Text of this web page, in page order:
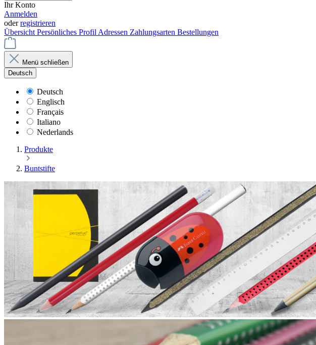
Ihr Konto
Anmelden
oderregistrieren
Übersicht Persönliches Profil Adressen Zahlungsarten Bestellungen
Menü schließen
Deutsch
Deutsch
Englisch
Français
Italiano
Nederlands
Produkte
Buntstifte